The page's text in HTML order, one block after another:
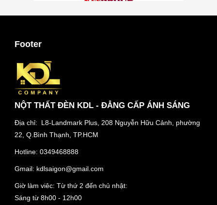
Footer
NỘT THẤT ĐÈN KDL - ĐẲNG CẤP ÁNH SÁNG
Địa chỉ: L8-Landmark Plus, 208 Nguyễn Hữu Cảnh, phường
22, Q.Bình Thạnh, TP.HCM
Hotline: 0349468888
Gmail: kdlsaigon@gmail.com
Giờ làm viêc: Từ thứ 2 đến chủ nhật:
Sáng từ 8h00 - 12h00